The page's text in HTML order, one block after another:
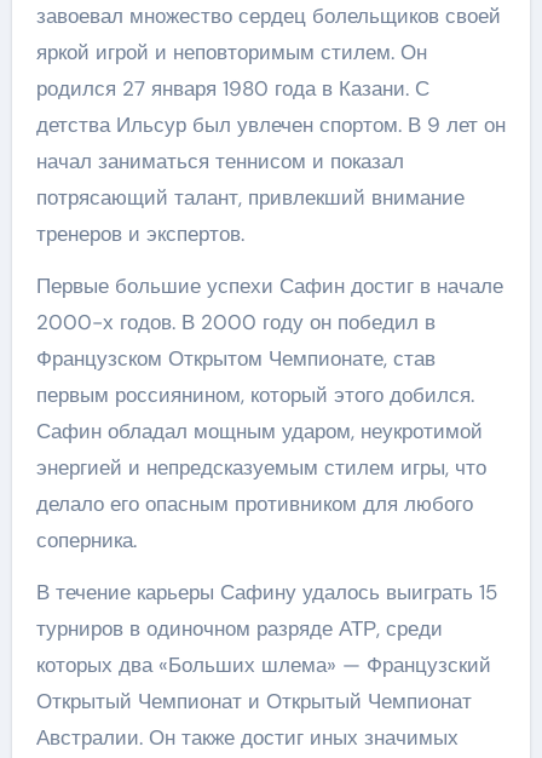
завоевал множество сердец болельщиков своей
яркой игрой и неповторимым стилем. Он
родился 27 января 1980 года в Казани. С
детства Ильсур был увлечен спортом. В 9 лет он
начал заниматься теннисом и показал
потрясающий талант, привлекший внимание
тренеров и экспертов.
Первые большие успехи Сафин достиг в начале
2000-х годов. В 2000 году он победил в
Французском Открытом Чемпионате, став
первым россиянином, который этого добился.
Сафин обладал мощным ударом, неукротимой
энергией и непредсказуемым стилем игры, что
делало его опасным противником для любого
соперника.
В течение карьеры Сафину удалось выиграть 15
турниров в одиночном разряде АТР, среди
которых два «Больших шлема» — Французский
Открытый Чемпионат и Открытый Чемпионат
Австралии. Он также достиг иных значимых